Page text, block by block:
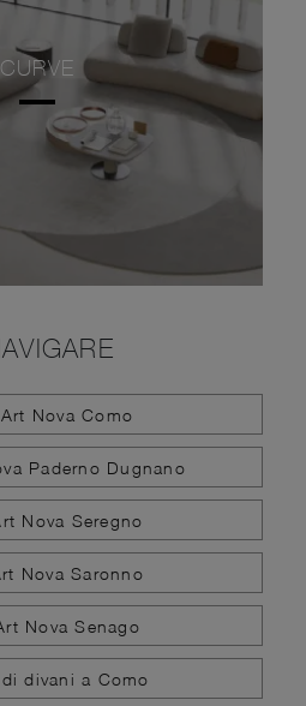
CURVE
Nova Como
Paderno Dugnano
Nova Seregno
Nova Saronno
Nova Senago
divani a Como